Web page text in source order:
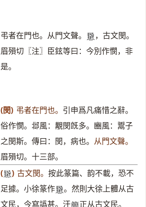
弔者在門也。从門文聲。 𢞰 ，古文閔。
眉殞切〖注〗臣鉉等曰：今別作憫，非
是。
(閔) 弔者在門也。 引申爲凡痛惜之辭。
俗作憫。邶風：覯閔旣多。豳風：鬻子
之閔斯。傳曰：閔，病也。 从門文聲。
眉殞切。十三部。
(𢞰 ) 古文閔。 按此篆篇、韵不載，恐不
足據。小徐篆作𢞰 。然則大徐上體从古
文民，今寫譌甚。汗
正从古文民。